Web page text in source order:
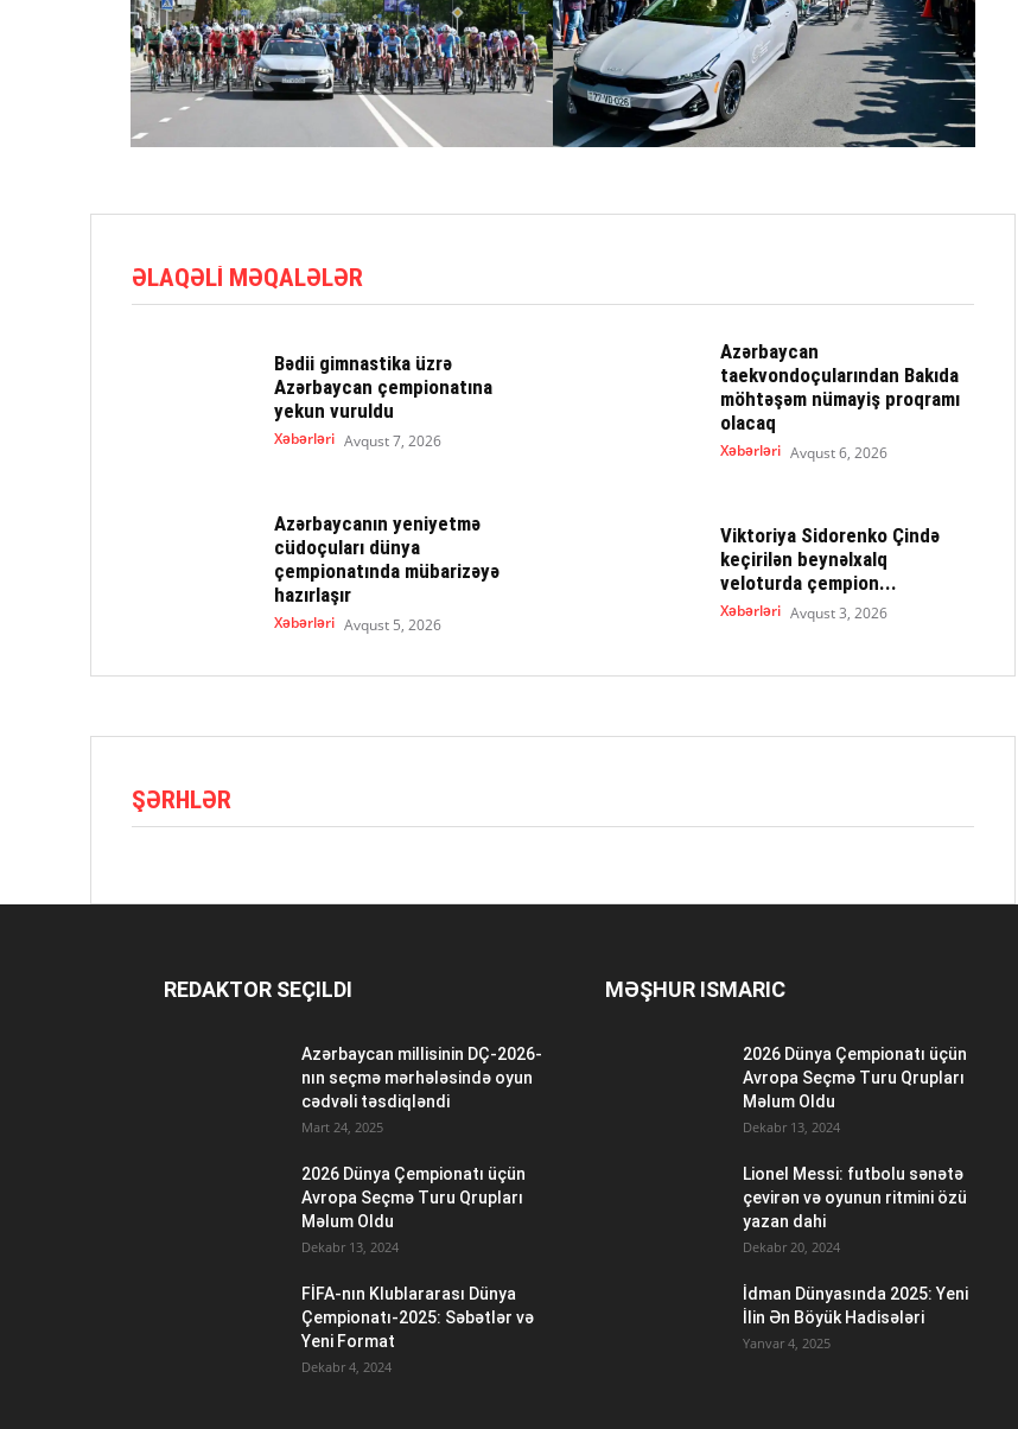
ƏLAQƏLI MƏQALƏLƏR
Bədii gimnastika üzrə
Azərbaycan çempionatına
yekun vuruldu
Xəbərləri Avqust 7, 2026
Azərbaycan
taekvondoçularından Bakıda
möhtəşəm nümayiş proqramı
olacaq
Xəbərləri Avqust 6, 2026
Azərbaycanın yeniyetmə
cüdoçuları dünya
çempionatında mübarizəyə
hazırlaşır
Xəbərləri Avqust 5, 2026
Viktoriya Sidorenko Çində
keçirilən beynəlxalq
veloturda çempion...
Xəbərləri Avqust 3, 2026
ŞƏRHLƏR
REDAKTOR SEÇILDI
Azərbaycan millisinin DÇ-2026-
nın seçmə mərhələsində oyun
cədvəli təsdiqləndi
Mart 24, 2025
2026 Dünya Çempionatı üçün
Avropa Seçmə Turu Qrupları
Məlum Oldu
Dekabr 13, 2024
FİFA-nın Klublararası Dünya
Çempionatı-2025: Səbətlər və
Yeni Format
Dekabr 4, 2024
MƏŞHUR ISMARIC
2026 Dünya Çempionatı üçün
Avropa Seçmə Turu Qrupları
Məlum Oldu
Dekabr 13, 2024
Lionel Messi: futbolu sənətə
çevirən və oyunun ritmini özü
yazan dahi
Dekabr 20, 2024
İdman Dünyasında 2025: Yeni
İlin Ən Böyük Hadisələri
Yanvar 4, 2025